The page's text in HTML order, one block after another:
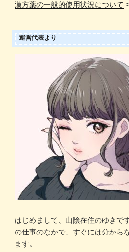
漢方薬の一般的使用状況について >
運営代表より
はじめまして、山陰在住のゆきで
の仕事のなかで、すぐには分から
ます。